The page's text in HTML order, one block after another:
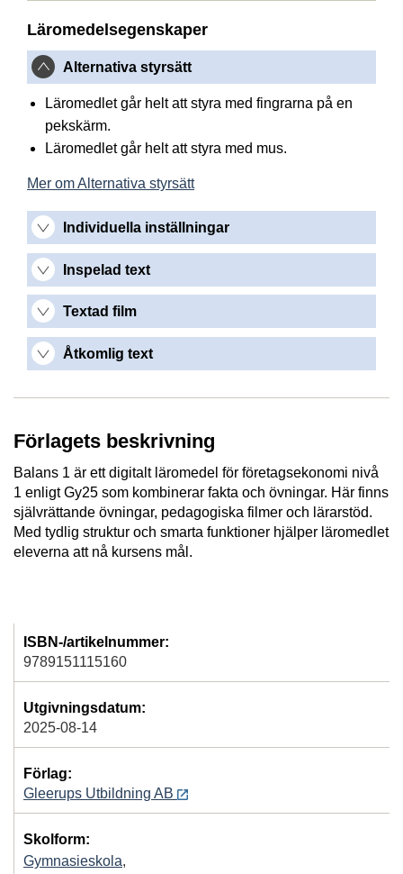
Läromedelsegenskaper
Alternativa styrsätt
Läromedlet går helt att styra med fingrarna på en
pekskärm.
Läromedlet går helt att styra med mus.
Mer om Alternativa styrsätt
Individuella inställningar
Inspelad text
Textad film
Åtkomlig text
Förlagets beskrivning
Balans 1 är ett digitalt läromedel för företagsekonomi nivå
1 enligt Gy25 som kombinerar fakta och övningar. Här finns
självrättande övningar, pedagogiska filmer och lärarstöd.
Med tydlig struktur och smarta funktioner hjälper läromedlet
eleverna att nå kursens mål.
ISBN-/artikelnummer:
9789151115160
Utgivningsdatum:
2025-08-14
Förlag:
Gleerups Utbildning AB
Skolform:
Gymnasieskola,